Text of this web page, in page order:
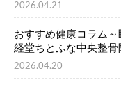
2026.04.21
おすすめ健康コラム
経堂ちとふな中央整
2026.04.20